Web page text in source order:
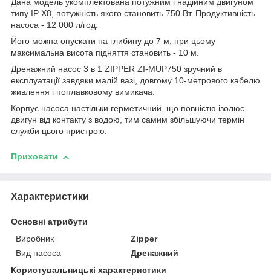
Дана модель укомплектована потужним і надійним двигуном
типу IP X8, потужність якого становить 750 Вт. Продуктивність
насоса - 12 000 л/год.
Його можна опускати на глибину до 7 м, при цьому
максимальна висота підняття становить - 10 м.
Дренажний насос 3 в 1 ZIPPER ZI-MUP750 зручний в
експлуатації завдяки малій вазі, довгому 10-метрового кабелю
живлення і поплавковому вимикача.
Корпус насоса настільки герметичний, що повністю ізолює
двигун від контакту з водою, тим самим збільшуючи термін
служби цього пристрою.
Приховати
Характеристики
Основні атрибути
Виробник
Zipper
Вид насоса
Дренажний
Користувальницькі характеристики